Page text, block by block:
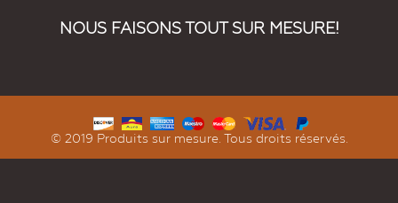
NOUS FAISONS TOUT SUR MESURE!
© 2019 Produits sur mesure. Tous droits réservés.